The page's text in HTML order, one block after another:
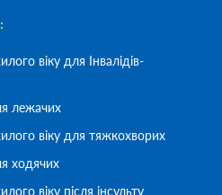
віку для Інвалідів-
лежачих
віку для тяжкохворих
ходячих
віку після інсульту